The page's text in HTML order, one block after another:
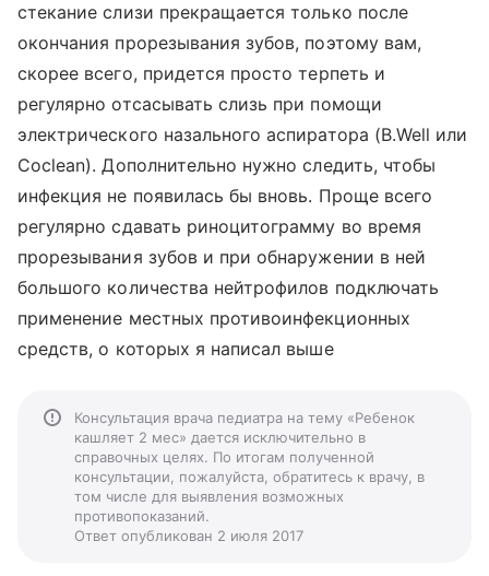
стекание слизи прекращается только после
окончания прорезывания зубов, поэтому вам,
скорее всего, придется просто терпеть и
регулярно отсасывать слизь при помощи
электрического назального аспиратора (B.Well или
Coclean). Дополнительно нужно следить, чтобы
инфекция не появилась бы вновь. Проще всего
регулярно сдавать риноцитограмму во время
прорезывания зубов и при обнаружении в ней
большого количества нейтрофилов подключать
применение местных противоинфекционных
средств, о которых я написал выше
Консультация врача педиатра на тему «Ребенок
кашляет 2 мес» дается исключительно в
справочных целях. По итогам полученной
консультации, пожалуйста, обратитесь к врачу, в
том числе для выявления возможных
противопоказаний.
Ответ опубликован 2 июля 2017